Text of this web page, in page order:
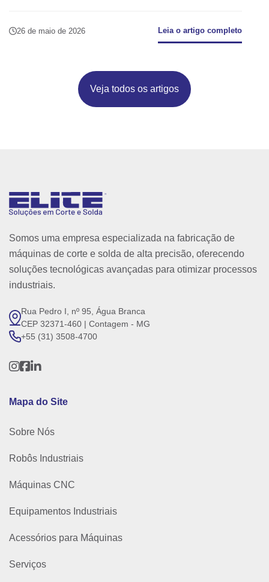
Veja todos os artigos
26 de maio de 2026 Leia o artigo completo
Somos uma empresa especializada na fabricação de
máquinas de corte e solda de alta precisão, oferecendo
soluções tecnológicas avançadas para otimizar processos
industriais.
Rua Pedro I, nº 95, Água Branca
CEP 32371-460 | Contagem - MG
+55 (31) 3508-4700
Mapa do Site
Sobre Nós
Robôs Industriais
Máquinas CNC
Equipamentos Industriais
Acessórios para Máquinas
Serviços